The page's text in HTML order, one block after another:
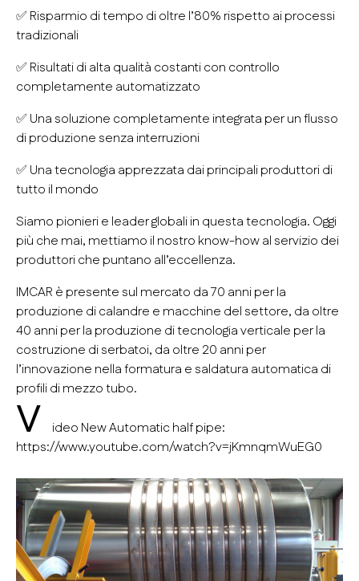
✅ Risparmio di tempo di oltre l’80% rispetto ai processi
tradizionali
✅ Risultati di alta qualità costanti con controllo
completamente automatizzato
✅ Una soluzione completamente integrata per un flusso
di produzione senza interruzioni
✅ Una tecnologia apprezzata dai principali produttori di
tutto il mondo
Siamo pionieri e leader globali in questa tecnologia. Oggi
più che mai, mettiamo il nostro know-how al servizio dei
produttori che puntano all’eccellenza.
IMCAR è presente sul mercato da 70 anni per la
produzione di calandre e macchine del settore, da oltre
40 anni per la produzione di tecnologia verticale per la
costruzione di serbatoi, da oltre 20 anni per
l’innovazione nella formatura e saldatura automatica di
profili di mezzo tubo.
V
ideo New Automatic half pipe:
https://www.youtube.com/watch?v=jKmnqmWuEG0